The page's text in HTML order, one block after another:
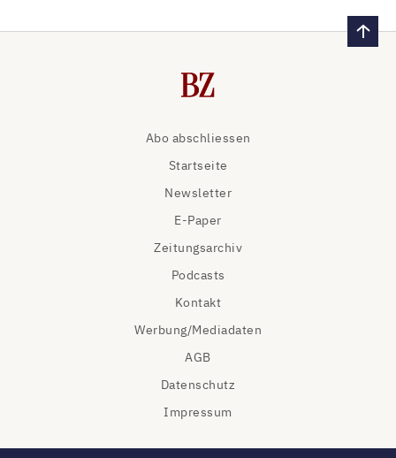
Abo abschliessen
Startseite
Newsletter
E-Paper
Zeitungsarchiv
Podcasts
Kontakt
Werbung/Mediadaten
AGB
Datenschutz
Impressum